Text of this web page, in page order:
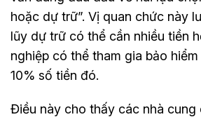
hoặc dự trữ”. Vị quan chức này
lũy dự trữ có thể cần nhiều tiền
nghiệp có thể tham gia bảo
10% số tiền đó.
Điều này cho thấy các nhà cung